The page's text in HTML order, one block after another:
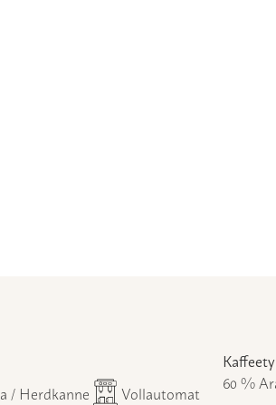
/ Herdkanne Vollautomat 60 %